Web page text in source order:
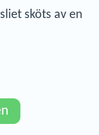
sköts av en